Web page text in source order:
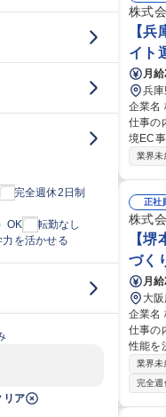
完全週休2日制
OK
転勤なし
力を活かせる
リア
株式
【
イト
月給
兵
企業名 株式会社マルキン 求人
仕事の
境EC事
イト
たブ
業界未
正社
株式
【
づく
月給
大
企業名 株式会社高橋楠 求人名 【
仕事の
性能を
です 弊社は持続可能な堺打刃物産業にするため、職人育成に取り組んでおります。【魅力】年間休日127日・有
給取得
す。最
職種
業界未
完全週